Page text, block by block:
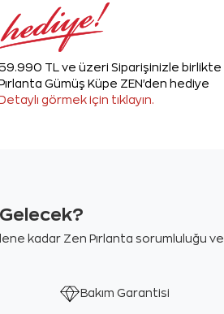
TL ve üzeri Siparişinizle birlikte
Pırlanta Gümüş Küpe ZEN'den hediye
Detaylı görmek için tıklayın.
kadar Zen Pırlanta sorumluluğu ve
Bakım Garantisi